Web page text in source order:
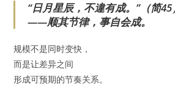
“日月星辰，不違有成。”（简45
——顺其节律，事自会成。
规模不是同时变快，
而是让差异之间
形成可预期的节奏关系。